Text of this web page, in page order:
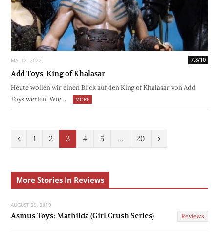
MAI 12, 2022 7.8/10
Add Toys: King of Khalasar
Heute wollen wir einen Blick auf den King of Khalasar von Add
Toys werfen. Wie…
MORE
P
e
v
i
1 2 3 4 5 … 20
N
t
More Stories In Reviews
AUGUST 29, 2019
Asmus Toys: Mathilda (Girl Crush Series) Reviews